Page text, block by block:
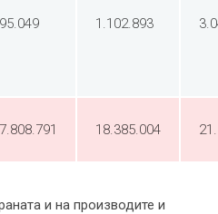
1.102.893
18.385.004
и на производите и